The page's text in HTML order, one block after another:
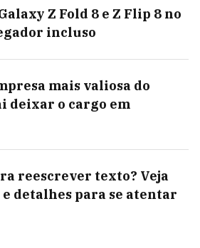
Z Fold 8 e Z Flip 8 no
incluso
mais valiosa do
deixar o cargo em
reescrever texto? Veja
detalhes para se atentar